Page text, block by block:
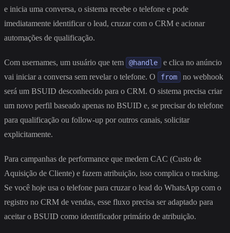
e inicia uma conversa, o sistema recebe o telefone e pode
imediatamente identificar o lead, cruzar com o CRM e acionar
automações de qualificação.
Com usernames, um usuário que tem @handle
e clica no anúncio
vai iniciar a conversa sem revelar o telefone. O
from
no webhook
será um BSUID desconhecido para o CRM. O sistema precisa criar
um novo perfil baseado apenas no BSUID e, se precisar do telefone
para qualificação ou follow-up por outros canais, solicitar
explicitamente.
Para campanhas de performance que medem CAC (Custo de
Aquisição de Cliente) e fazem atribuição, isso complica o tracking.
Se você hoje usa o telefone para cruzar o lead do WhatsApp com o
registro no CRM de vendas, esse fluxo precisa ser adaptado para
aceitar o BSUID como identificador primário de atribuição.